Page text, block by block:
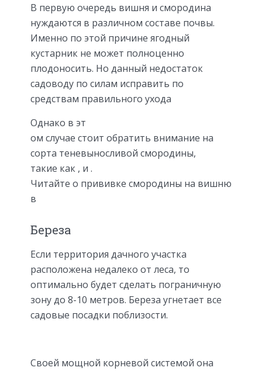
В первую очередь вишня и смородина
нуждаются в различном составе почвы.
Именно по этой причине ягодный
кустарник не может полноценно
плодоносить. Но данный недостаток
садоводу по силам исправить по
средствам правильного ухода
Однако в эт
ом случае стоит обратить внимание на
сорта теневыносливой смородины,
такие как , и .
Читайте о прививке смородины на вишню
в
Береза
Если территория дачного участка
расположена недалеко от леса, то
оптимально будет сделать пограничную
зону до 8-10 метров. Береза угнетает все
садовые посадки поблизости.
Своей мощной корневой системой она